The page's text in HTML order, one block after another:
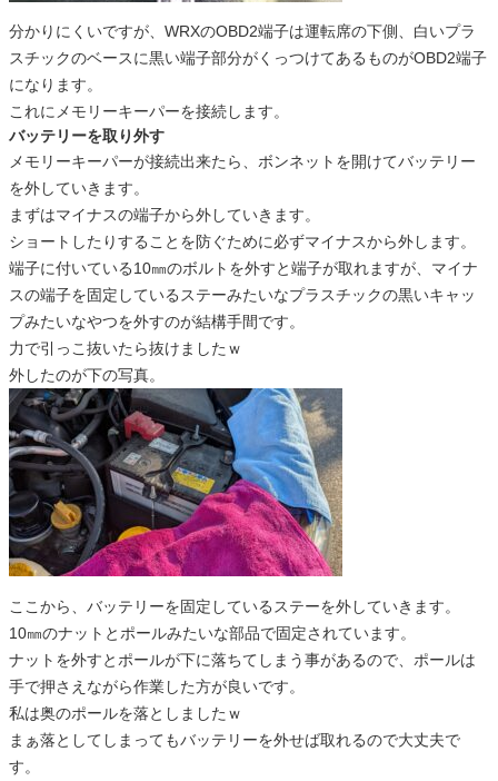
分かりにくいですが、WRXのOBD2端子は運転席の下側、白いプラ
スチックのベースに黒い端子部分がくっつけてあるものがOBD2端子
になります。
これにメモリーキーパーを接続します。
バッテリーを取り外す
メモリーキーパーが接続出来たら、ボンネットを開けてバッテリー
を外していきます。
まずはマイナスの端子から外していきます。
ショートしたりすることを防ぐために必ずマイナスから外します。
端子に付いている10㎜のボルトを外すと端子が取れますが、マイナ
スの端子を固定しているステーみたいなプラスチックの黒いキャッ
プみたいなやつを外すのが結構手間です。
力で引っこ抜いたら抜けましたｗ
外したのが下の写真。
ここから、バッテリーを固定しているステーを外していきます。
10㎜のナットとポールみたいな部品で固定されています。
ナットを外すとポールが下に落ちてしまう事があるので、ポールは
手で押さえながら作業した方が良いです。
私は奥のポールを落としましたｗ
まぁ落としてしまってもバッテリーを外せば取れるので大丈夫で
す。